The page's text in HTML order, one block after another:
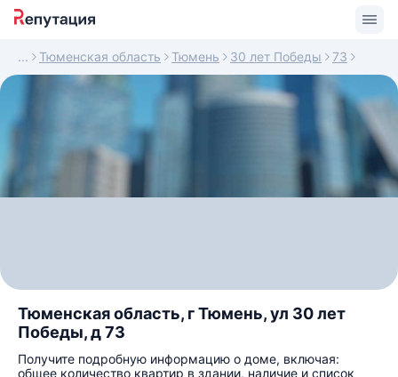
Тюменская область Тюмень 30 лет Победы 73
Тюменская область, г Тюмень, ул 30 лет
Победы, д 73
Получите подробную информацию о доме, включая:
общее количество квартир в здании, наличие и список